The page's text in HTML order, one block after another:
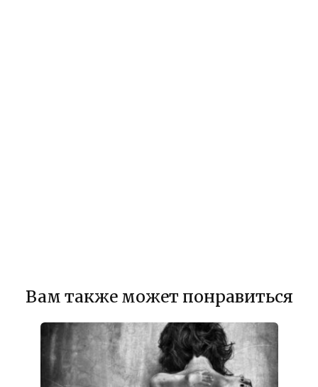
Вам также может понравиться